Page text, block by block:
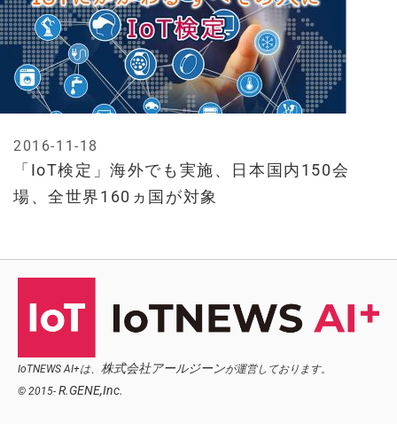
「IoT検定」海外でも実施、日本国内150会
場、全世界160ヵ国が対象
2016-11-18
IoTNEWS AI+は、 株式会社アールジーンが運営しております。
© 2015- R.GENE,Inc.